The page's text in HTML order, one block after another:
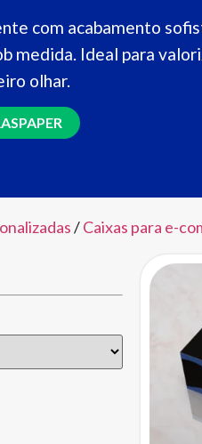
com acabamento
medida. Ideal para
olhar.
/Caixas para e-